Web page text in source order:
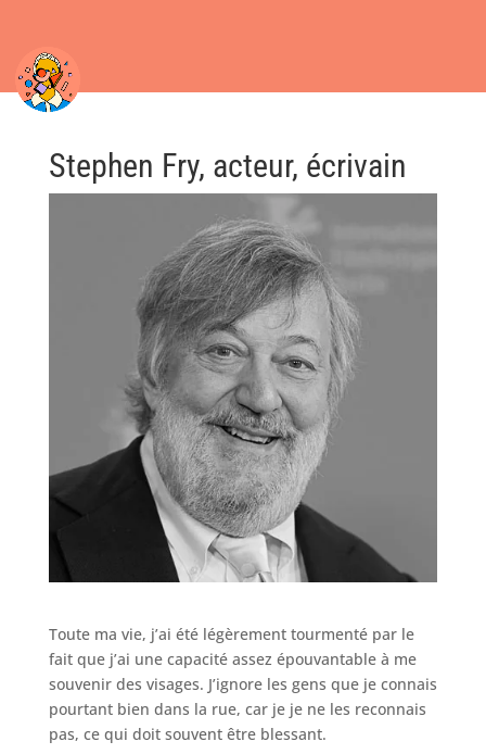
Stephen Fry, acteur, écrivain
Toute ma vie, j’ai été légèrement tourmenté par le
fait que j’ai une capacité assez épouvantable à me
souvenir des visages. J’ignore les gens que je connais
pourtant bien dans la rue, car je je ne les reconnais
pas, ce qui doit souvent être blessant.